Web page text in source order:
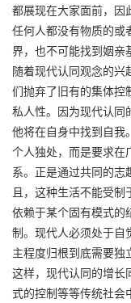
都展现在大家面前，因
任何人都没有物质的或
界，也不可能找到姻亲
随着现代认同观念的兴
们抛弃了旧有的集体控
私人性。因为现代认同
他将在自身中找到自我
个人独处，而是要求在
系。正是通过共同的
且，这种生活不能受
依赖于某个固有模式的
制。现代人必须处于自
主程度归根到底需要独
这样，现代认同的增长
式的控制等等传统社会